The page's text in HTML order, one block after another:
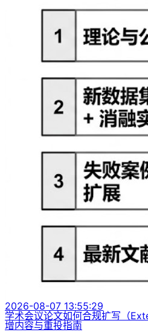
2026-08-07 13:55:29
学术会议论文如何合规扩写（
增内容与重投指南